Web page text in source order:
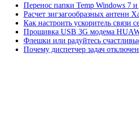
Перенос папки Temp Windows 7
Расчет зигзагообразных антенн
Как настроить ускоритель связи
Прошивка USB 3G модема
Флешки или радуйтесь
Почему диспетчер задач